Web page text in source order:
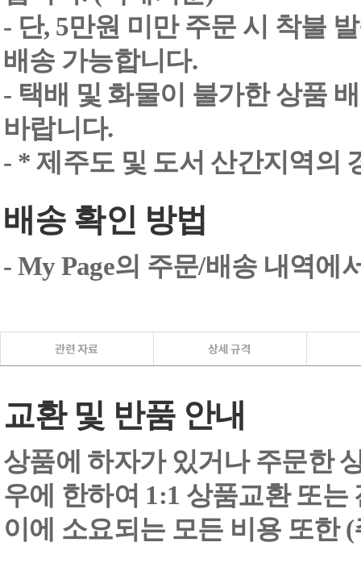
- 단, 5만원 미만 주문 시 착불
배송 가능합니다.
- 택배 및 화물이 불가한 상품
바랍니다.
- * 제주도 및 도서 산간지역의
배송 확인 방법
- My Page의 주문/배송 내역에
교환 및 반품 안내
상품에 하자가 있거나 주문한
우에 한하여 1:1 상품교환 또는
이에 소요되는 모든 비용 또한